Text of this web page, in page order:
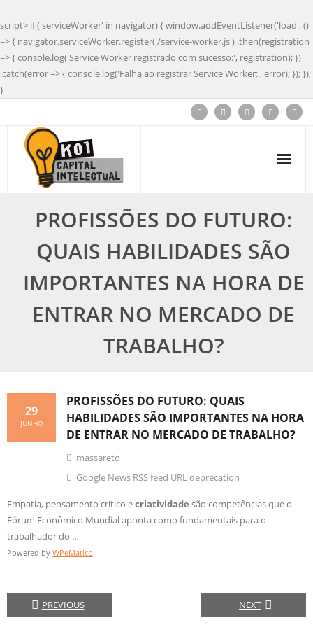
script> if ('serviceWorker' in navigator) { window.addEventListener('load', ()
=> { navigator.serviceWorker.register('/service-worker.js') .then(registration
=> { console.log('Service Worker registrado com sucesso:', registration); })
.catch(error => { console.log('Falha ao registrar Service Worker:', error); }); });
}
PROFISSÕES DO FUTURO:
QUAIS HABILIDADES SÃO
IMPORTANTES NA HORA DE
ENTRAR NO MERCADO DE
TRABALHO?
PROFISSÕES DO FUTURO: QUAIS
HABILIDADES SÃO IMPORTANTES NA HORA
DE ENTRAR NO MERCADO DE TRABALHO?
29
JUNHO
massareto
Google News RSS feed URL deprecation
Empatia, pensamento crítico ecriatividade são competências que o
Fórum Econômico Mundial aponta como fundamentais para o
trabalhador do …
Powered by WPeMatico
PREVIOUS NEXT